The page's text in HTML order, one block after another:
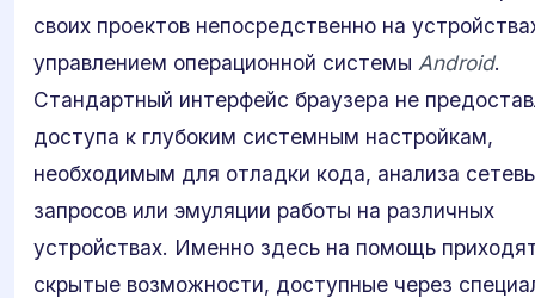
своих проектов непосредственно на
управлением операционной системы Android.
Стандартный интерфейс браузера не
доступа к глубоким системным настройкам,
необходимым для отладки кода, анализа
запросов или эмуляции работы на различных
устройствах. Именно здесь на помощь
скрытые возможности, доступные через